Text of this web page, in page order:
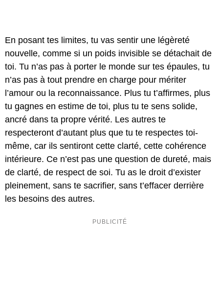
En posant tes limites, tu vas sentir une légèreté
nouvelle, comme si un poids invisible se détachait de
toi. Tu n’as pas à porter le monde sur tes épaules, tu
n’as pas à tout prendre en charge pour mériter
l’amour ou la reconnaissance. Plus tu t’affirmes, plus
tu gagnes en estime de toi, plus tu te sens solide,
ancré dans ta propre vérité. Les autres te
respecteront d’autant plus que tu te respectes toi-
même, car ils sentiront cette clarté, cette cohérence
intérieure. Ce n’est pas une question de dureté, mais
de clarté, de respect de soi. Tu as le droit d’exister
pleinement, sans te sacrifier, sans t’effacer derrière
les besoins des autres.